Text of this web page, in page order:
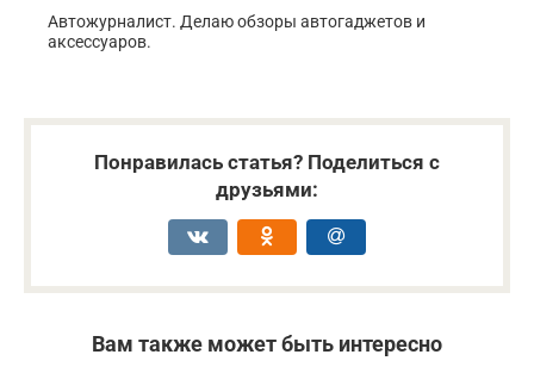
Автожурналист. Делаю обзоры автогаджетов и
аксессуаров.
Понравилась статья? Поделиться с
друзьями:
Вам также может быть интересно